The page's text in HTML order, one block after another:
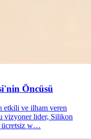
Öncüsü
etkili ve ilham veren
vizyoner lider, Silikon
ücretsiz w…